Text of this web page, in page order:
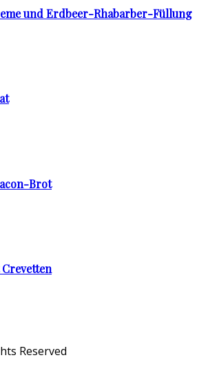
und Erdbeer-Rhabarber-Füllung
Brot
Reserved